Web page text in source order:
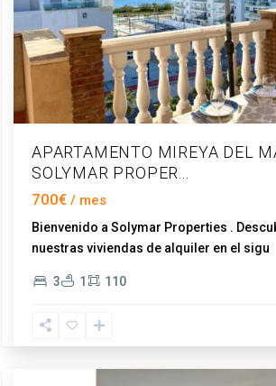
APARTAMENTO MIREYA DEL
SOLYMAR PROPER...
700€
Bienvenido a Solymar Properties .
nuestras viviendas de alquiler en el sigu
3 1 110
del
Vélez-
Málaga